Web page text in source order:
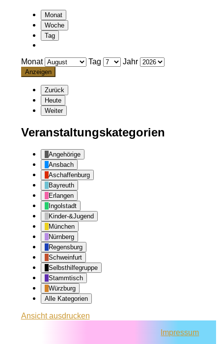
Monat
Woche
Tag
Monat Tag Jahr
Zurück
Heute
Weiter
Veranstaltungskategorien
Angehörige
Ansbach
Aschaffenburg
Bayreuth
Erlangen
Ingolstadt
Kinder-&Jugend
München
Nürnberg
Regensburg
Schweinfurt
Selbsthilfegruppe
Stammtisch
Würzburg
Alle Kategorien
Ansichtausdrucken
Impressum